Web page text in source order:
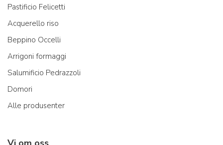
Pastificio Felicetti
Acquerello riso
Beppino Occelli
Arrigoni formaggi
Salumificio Pedrazzoli
Domori
Alle produsenter